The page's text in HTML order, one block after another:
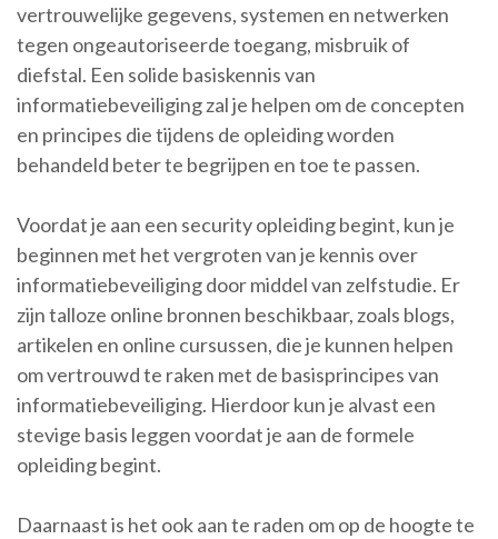
vertrouwelijke gegevens, systemen en netwerken
tegen ongeautoriseerde toegang, misbruik of
diefstal. Een solide basiskennis van
informatiebeveiliging zal je helpen om de concepten
en principes die tijdens de opleiding worden
behandeld beter te begrijpen en toe te passen.
Voordat je aan een security opleiding begint, kun je
beginnen met het vergroten van je kennis over
informatiebeveiliging door middel van zelfstudie. Er
zijn talloze online bronnen beschikbaar, zoals blogs,
artikelen en online cursussen, die je kunnen helpen
om vertrouwd te raken met de basisprincipes van
informatiebeveiliging. Hierdoor kun je alvast een
stevige basis leggen voordat je aan de formele
opleiding begint.
Daarnaast is het ook aan te raden om op de hoogte te